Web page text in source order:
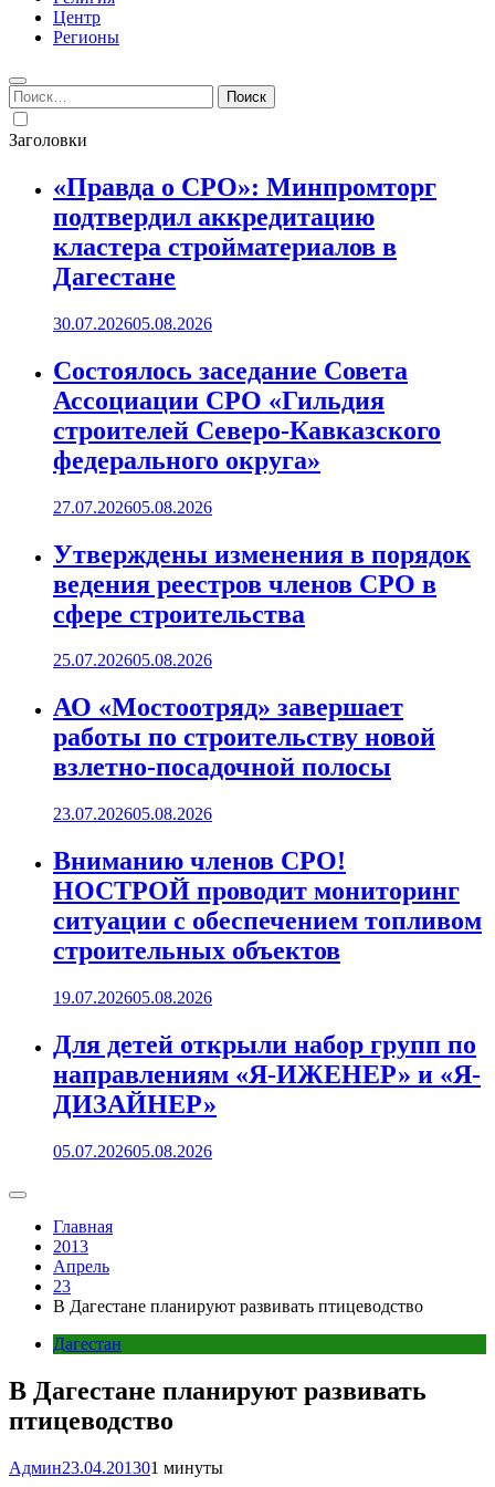
Центр
Регионы
Найти:
Заголовки
«Правда о СРО»: Минпромторг
подтвердил аккредитацию
кластера стройматериалов в
Дагестане
30.07.202605.08.2026
Состоялось заседание Совета
Ассоциации СРО «Гильдия
строителей Северо-Кавказского
федерального округа»
27.07.202605.08.2026
Утверждены изменения в порядок
ведения реестров членов СРО в
сфере строительства
25.07.202605.08.2026
АО «Мостоотряд» завершает
работы по строительству новой
взлетно-посадочной полосы
23.07.202605.08.2026
Вниманию членов СРО!
НОСТРОЙ проводит мониторинг
ситуации с обеспечением топливом
строительных объектов
19.07.202605.08.2026
Для детей открыли набор групп по
направлениям «Я-ИЖЕНЕР» и «Я-
ДИЗАЙНЕР»
05.07.202605.08.2026
Главная
2013
Апрель
23
В Дагестане планируют развивать птицеводство
Дагестан
В Дагестане планируют развивать
птицеводство
Админ23.04.201301 минуты